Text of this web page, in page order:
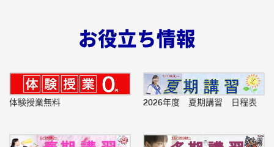
小学生 テスト
2026/08/01
お役立ち情報
体験授業無料 2026年度 夏期講習 日程表